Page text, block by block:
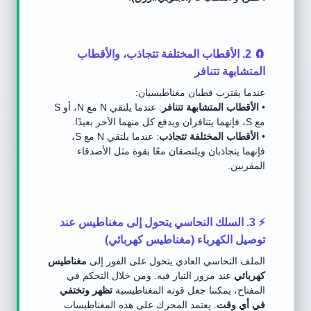
🧲 2. الأقطاب المختلفة تتجاذب، والأقطاب
المتشابهة تتنافر
عندما يقترب قطبان مغناطيسيان:
• الأقطاب المتشابهة تتنافر
: عندما يلتقي N مع N، أو S
مع S، فإنهما يتنافران ويدفع كل منهما الآخر بعيدًا.
• الأقطاب المختلفة تتجاذب
: عندما يلتقي N مع S،
فإنهما يتجاذبان ويلتصقان معًا بقوة مثل الأصدقاء
المقربين.
⚡ 3. السلك النحاسي يتحول إلى مغناطيس عند
توصيل الكهرباء (مغناطيس كهربائي)
الملف النحاسي العادي يتحول على الفور إلى مغناطيس
كهربائي عند مرور التيار فيه. ومن خلال التحكم في
المفتاح، يمكننا جعل قوته المغناطيسية تظهر وتختفي
في أي وقت . يعتمد المحرك على هذه المغناطيسات